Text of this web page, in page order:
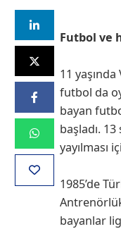
Futbol ve
11
futbol da
bayan
başladı.
yayılması
1985’de
bayanlar